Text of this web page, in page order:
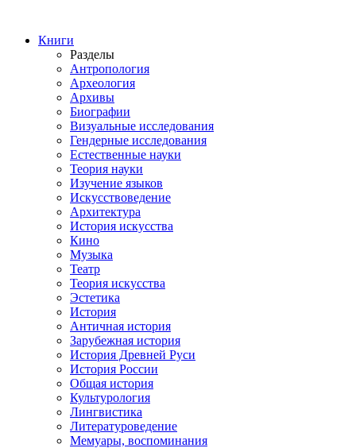
Книги
Разделы
Антропология
Археология
Архивы
Биографии
Визуальные исследования
Гендерные исследования
Естественные науки
Теория науки
Изучение языков
Искусствоведение
Архитектура
История искусства
Кино
Музыка
Театр
Теория искусства
Эстетика
История
Античная история
Зарубежная история
История Древней Руси
История России
Общая история
Культурология
Лингвистика
Литературоведение
Мемуары, воспоминания